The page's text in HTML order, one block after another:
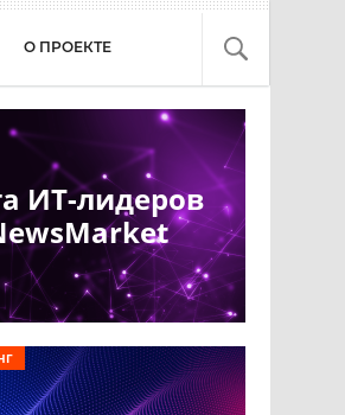
О ПРОЕКТЕ
ИТ-лидеров